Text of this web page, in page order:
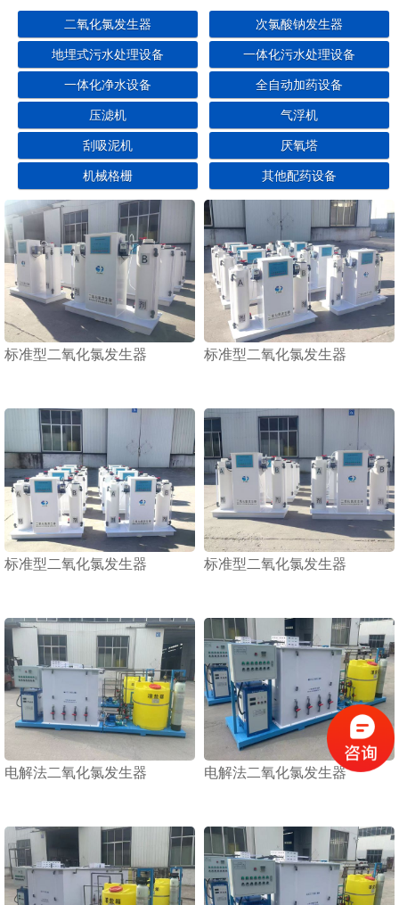
1 2 3
二氧化氯发生器 次氯酸钠发生器
地埋式污水处理设备 一体化污水处理设备
一体化净水设备 全自动加药设备
压滤机 气浮机
刮吸泥机 厌氧塔
机械格栅 其他配药设备
标准型二氧化氯发生器 标准型二氧化氯发生器
标准型二氧化氯发生器 标准型二氧化氯发生器
电解法二氧化氯发生器 电解法二氧化氯发生器